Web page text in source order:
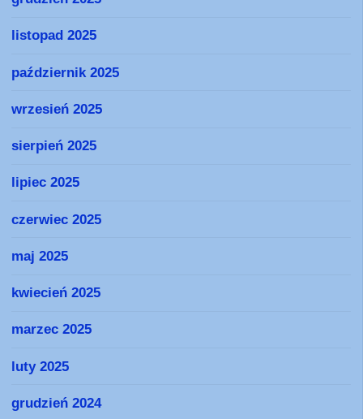
listopad 2025
październik 2025
wrzesień 2025
sierpień 2025
lipiec 2025
czerwiec 2025
maj 2025
kwiecień 2025
marzec 2025
luty 2025
grudzień 2024